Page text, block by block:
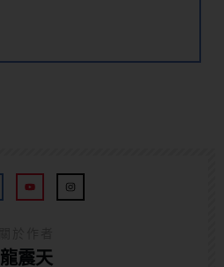
龍震天